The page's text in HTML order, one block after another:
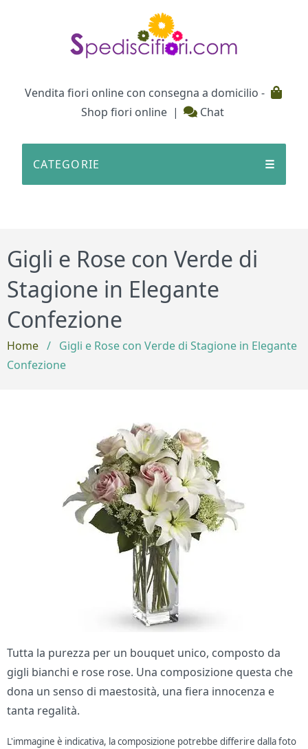
Vendita fiori online con consegna a domicilio -
Shop fiori online | Chat
CATEGORIE ☰
Gigli e Rose con Verde di
Stagione in Elegante
Confezione
Home / Gigli e Rose con Verde di Stagione in Elegante
Confezione
Tutta la purezza per un bouquet unico, composto da
gigli bianchi e rose rose. Una composizione questa che
dona un senso di maestosità, una fiera innocenza e
tanta regalità.
L'immagine è indicativa, la composizione potrebbe differire dalla foto